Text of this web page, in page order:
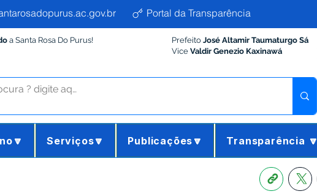
Portal da Transparência
a Santa Rosa Do Purus! Prefeito José Altamir Taumaturgo Sá
Vice Valdir Genezio Kaxinawá
Serviços🔽 Publicações🔽 Transparência 🔽